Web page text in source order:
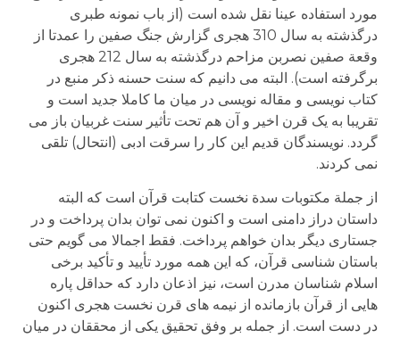
مورد استفاده عینا نقل شده است (از باب نمونه طبری
درگذشته به سال 310 هجری گزارش جنگ صفین را عمدتا از
وقعة صفین نصربن مزاحم درگذشته به سال 212 هجری
برگرفته است). البته می دانیم که سنت حسنه ذکر منبع در
کتاب نویسی و مقاله نویسی در میان ما کاملا جدید است و
تقریبا به یک قرن اخیر و آن هم تحت تأثیر سنت غربیان باز می
گردد. نویسندگان قدیم این کار را سرقت ادبی (انتحال) تلقی
نمی کردند.
از جملة مکتوبات سدة نخست کتابت قرآن است که البته
داستان دراز دامنی است و اکنون نمی توان بدان پرداخت و در
جستاری دیگر بدان خواهم پرداخت. فقط اجمالا می گویم حتی
باستان شناسی قرآن، که این همه مورد تأیید و تأکید برخی
اسلام شناسان مدرن است، نیز اذعان دارد که حداقل پاره
هایی از قرآن بازمانده از نیمه های قرن نخست هجری اکنون
در دست است. از جمله بر وفق تحقیق یکی از محققان در میان